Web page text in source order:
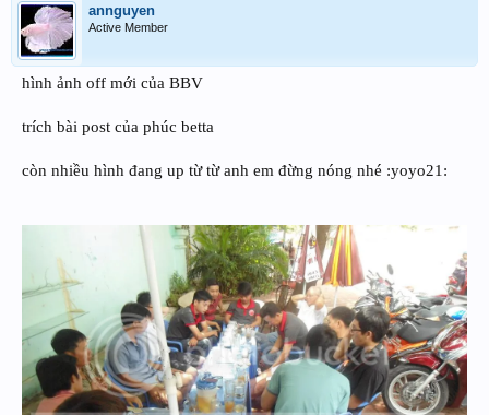
annguyen
Active Member
hình ảnh off mới của BBV
trích bài post của phúc betta
còn nhiều hình đang up từ từ anh em đừng nóng nhé :yoyo21: